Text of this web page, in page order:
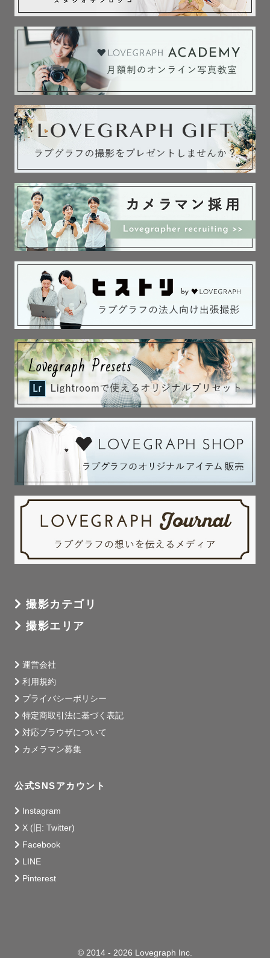
す。
交通費別途ご負担いただければ、全国撮影可能です。
まず第一に「楽しんでもらう」ことをモットーに
撮影日はもちろん、撮影までのワクワク感を大事に
事前の連絡も撮影イメージを膨らませやすいように、
丁寧なヒアリングとやりとりを心がけています。
「こんな写真撮りたい！」「こんな色味が好き！」など
どんどんご相談ください！
もちろん、私からも「この時間帯ならこんん写真が取れる
と思います」
「こんな写真（ポーズや場所）どうですか？」とご提案さ
せていただきます♬
初めましては緊張すると思います！
ご安心ください！
会話大好き、人の話聞くこと大好きなので
ゲストさんのペースで一緒に会話をしながら楽しめたらと
思います。
だんだん緊張も溶けていくと思います。溶かします🔥笑
________________________________________
〈〈　撮影依頼スケジュールについて　 〉〉
カメラマンの予定カレンダーに△や×がついていても、お気
軽にご相談ください。
場所や時間帯によっては撮影可能な場合もございます🍀
ご連絡いただければ、遅くとも24時間以内に必ずご返信い
たします！
________________________________________
〈〈　最後に　 〉〉
初めましての方も、お会いしたことのある方も
あなたの「今」と、その先の「未来」を
写真を通して一緒に残せていければと思います。
撮影カテゴリ
撮影エリア
運営会社
利用規約
プライバシーポリシー
特定商取引法に基づく表記
対応ブラウザについて
カメラマン募集
公式SNSアカウント
Instagram
X (旧: Twitter)
Facebook
LINE
Pinterest
© 2014 - 2026 Lovegraph Inc.